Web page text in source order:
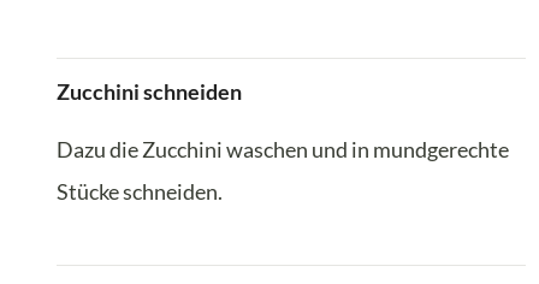
Zucchini schneiden
Dazu die Zucchini waschen und in mundgerechte
Stücke schneiden.